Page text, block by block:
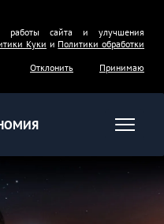
сайта и улучшения
Куки и Политики обработки
Отклонить
Принимаю